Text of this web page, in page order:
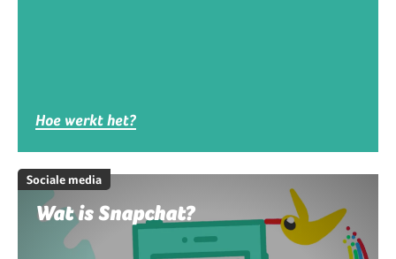
Hoe werkt het?
Sociale media
Wat is Snapchat?